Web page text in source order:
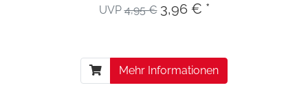
UVP4,95 € 3,96 € *
Mehr Informationen